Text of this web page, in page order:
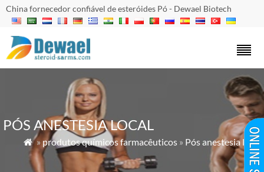
China fornecedor confiável de esteróides Pó - Dewael Biotech
PÓS ANESTESIA LOCAL
 »produtos químicos farmacêuticos » Pós anestesia local